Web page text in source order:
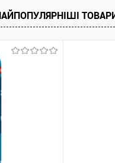
До порівняння
Під замовлення